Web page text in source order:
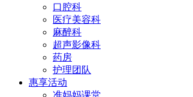
口腔科
医疗美容科
麻醉科
超声影像科
药房
护理团队
惠享活动
准妈妈课堂